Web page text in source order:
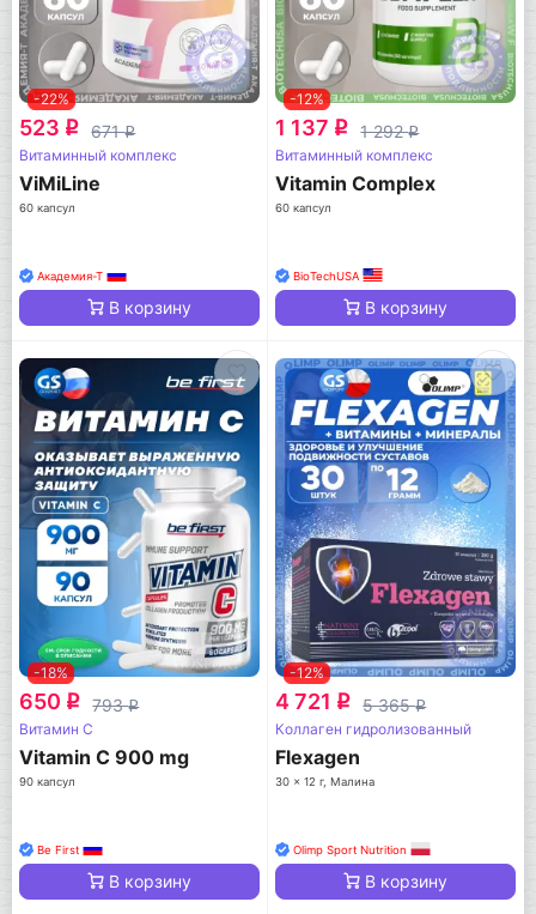
-22%
523 q 671q
Витаминный комплекс
ViMiLine
60 капсул
Академия-Т
В корзину
-12%
1 137 q 1 292q
Витаминный комплекс
Vitamin Complex
60 капсул
BioTechUSA
В корзину
-18%
650 q 793q
Витамин C
Vitamin C 900 mg
90 капсул
Be First
В корзину
-12%
4 721 q 5 365q
Коллаген гидролизованный
Flexagen
30 x 12 г, Малина
Olimp Sport Nutrition
В корзину